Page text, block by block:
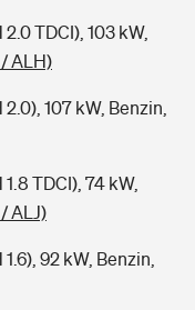
TDCI), 103 kW,
ALH)
107 kW, Benzin,
TDCI), 74 kW,
ALJ)
92 kW, Benzin,